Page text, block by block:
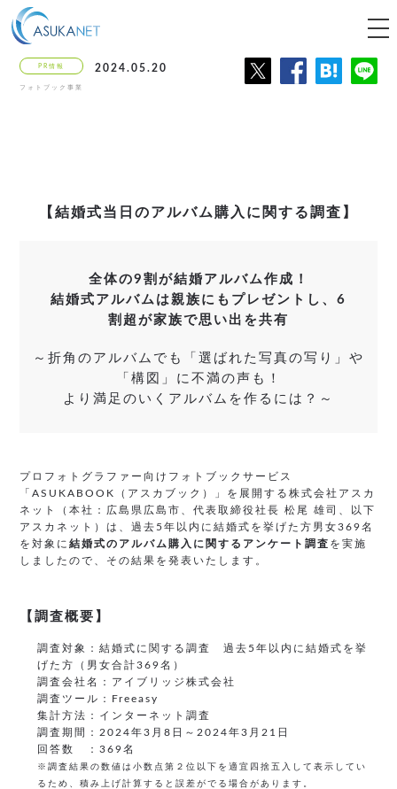
PR情報 2024.05.20
フォトブック事業
【結婚式当日のアルバム購入に関する調査】
全体の9割が結婚アルバム作成！
結婚式アルバムは親族にもプレゼントし、6
割超が家族で思い出を共有
～折角のアルバムでも「選ばれた写真の写り」や
「構図」に不満の声も！
より満足のいくアルバムを作るには？～
プロフォトグラファー向けフォトブックサービス
「ASUKABOOK（アスカブック）」を展開する株式会社アスカ
ネット（本社：広島県広島市、代表取締役社長 松尾 雄司、以下
アスカネット）は、過去5年以内に結婚式を挙げた方男女369名
を対象に結婚式のアルバム購入に関するアンケート調査 を実施
しましたので、その結果を発表いたします。
【調査概要】
調査対象：結婚式に関する調査 過去5年以内に結婚式を挙
げた方（男女合計369名）
調査会社名：アイブリッジ株式会社
調査ツール：Freeasy
集計方法：インターネット調査
調査期間：2024年3月8日～2024年3月21日
回答数 ：369名
※調査結果の数値は小数点第２位以下を適宜四捨五入して表示してい
るため、積み上げ計算すると誤差がでる場合があります。